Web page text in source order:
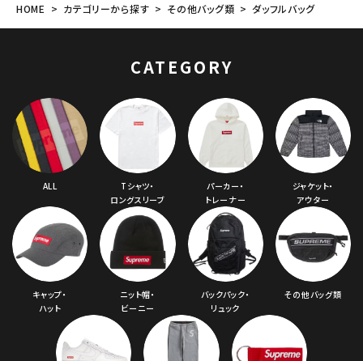
在庫のない商品を表示する
絞り込んで検索する
HOME カテゴリーから探す その他バッグ類 ダッフルバッグ
CATEGORY
ALL
Tシャツ・
ロングスリーブ
パーカー・
トレーナー
ジャケット・
アウター
キャップ・
ハット
ニット帽・
ビーニー
バックパック・
リュック
その他バッグ類